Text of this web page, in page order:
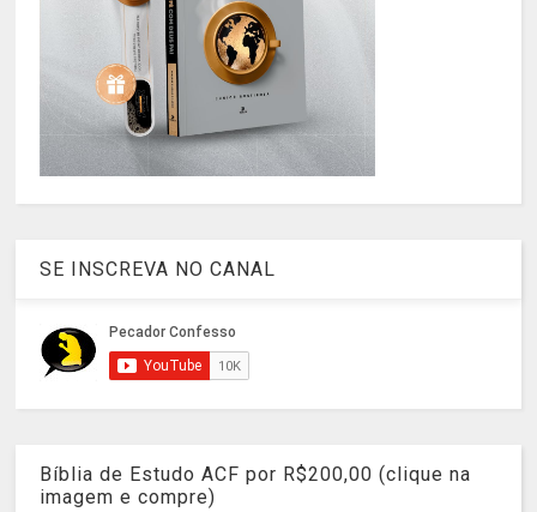
SE INSCREVA NO CANAL
Bíblia de Estudo ACF por R$200,00 (clique na
imagem e compre)